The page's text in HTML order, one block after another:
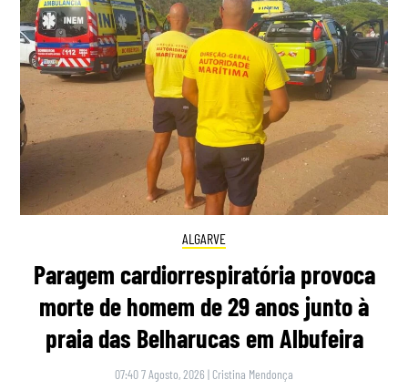
ALGARVE
Paragem cardiorrespiratória provoca
morte de homem de 29 anos junto à
praia das Belharucas em Albufeira
07:40 7 Agosto, 2026 | Cristina Mendonça